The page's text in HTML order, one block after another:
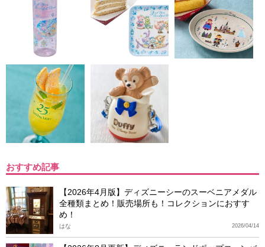
おすすめ記事
【2026年4月版】ディズニーシーのスーベニアメダル
全種類まとめ！販売場所も！コレクションにおすす
め！
2026/04/14
はな